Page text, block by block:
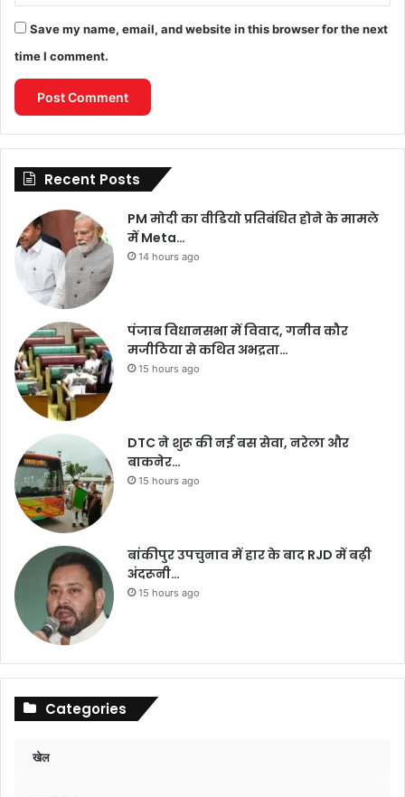
Save my name, email, and website in this browser for the next
time I comment.
Recent Posts
PM मोदी का वीडियो प्रतिबंधित होने के मामले
में Meta…
14 hours ago
पंजाब विधानसभा में विवाद, गनीव कौर
मजीठिया से कथित अभद्रता…
15 hours ago
DTC ने शुरू की नई बस सेवा, नरेला और
बाकनेर…
15 hours ago
बांकीपुर उपचुनाव में हार के बाद RJD में बढ़ी
अंदरूनी…
15 hours ago
Categories
खेल